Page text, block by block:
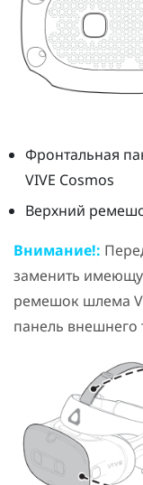
Фронтальная
VIVE Cosmos
Верхний
Внимание!:
заменить
ремешок шлема
панель внешнего